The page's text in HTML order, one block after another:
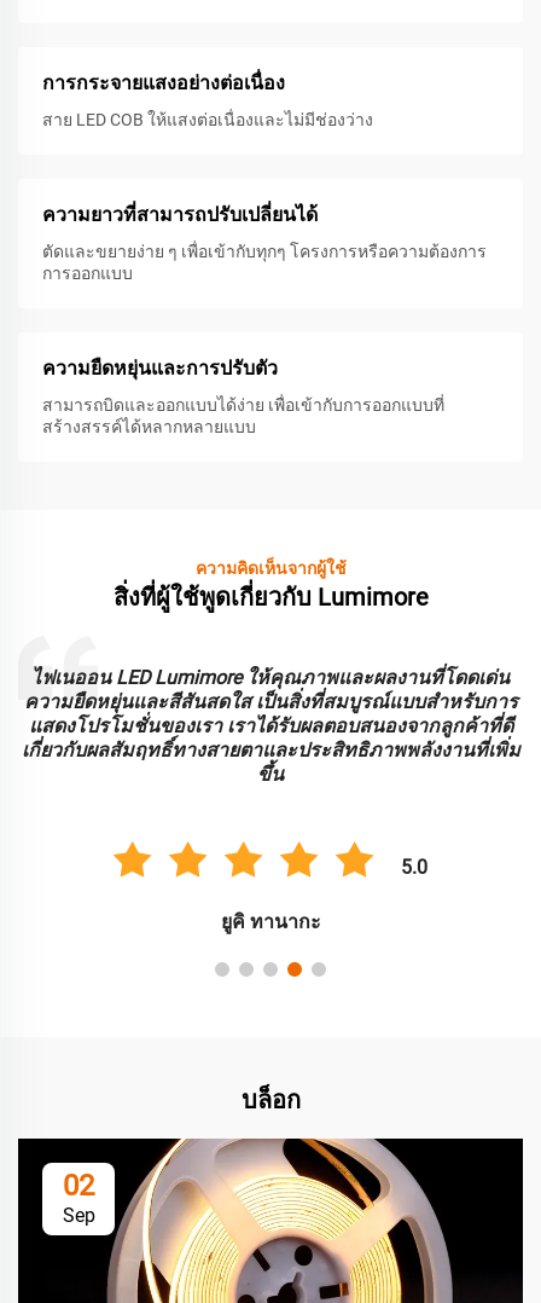
การกระจายแสงอย่างต่อเนื่อง
สาย LED COB ให้แสงต่อเนื่องและไม่มีช่องว่าง
ความยาวที่สามารถปรับเปลี่ยนได้
ตัดและขยายง่าย ๆ เพื่อเข้ากับทุกๆ โครงการหรือความต้องการ
การออกแบบ
ความยืดหยุ่นและการปรับตัว
สามารถบิดและออกแบบได้ง่าย เพื่อเข้ากับการออกแบบที่
สร้างสรรค์ได้หลากหลายแบบ
ความคิดเห็นจากผู้ใช้
สิ่งที่ผู้ใช้พูดเกี่ยวกับ Lumimore
ไฟเนออน LED Lumimore ให้คุณภาพและผลงานที่โดดเด่น
ความยืดหยุ่นและสีสันสดใส เป็นสิ่งที่สมบูรณ์แบบสําหรับการ
แสดงโปรโมชั่นของเรา เราได้รับผลตอบสนองจากลูกค้าที่ดี
เกี่ยวกับผลสัมฤทธิ์ทางสายตาและประสิทธิภาพพลังงานที่เพิ่ม
ขึ้น
5.0
ยูคิ ทานากะ
บล็อก
02
Sep